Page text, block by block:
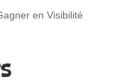
en Visibilité